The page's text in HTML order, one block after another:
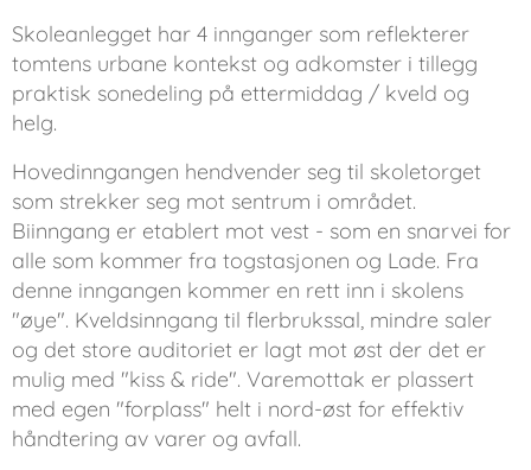
Skoleanlegget har 4 innganger som reflekterer
tomtens urbane kontekst og adkomster i tillegg
praktisk sonedeling på ettermiddag / kveld og
helg.
Hovedinngangen hendvender seg til skoletorget
som strekker seg mot sentrum i området.
Biinngang er etablert mot vest - som en snarvei for
alle som kommer fra togstasjonen og Lade. Fra
denne inngangen kommer en rett inn i skolens
"øye". Kveldsinngang til flerbrukssal, mindre saler
og det store auditoriet er lagt mot øst der det er
mulig med "kiss & ride". Varemottak er plassert
med egen "forplass" helt i nord-øst for effektiv
håndtering av varer og avfall.